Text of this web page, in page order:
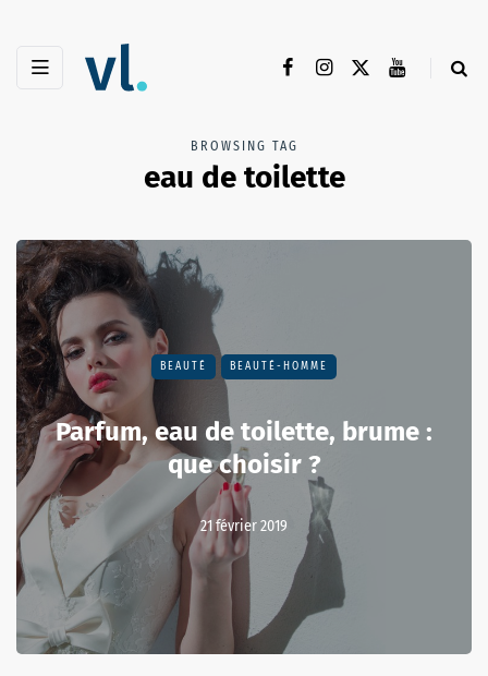
BROWSING TAG
eau de toilette
BEAUTÉ BEAUTÉ-HOMME
Parfum, eau de toilette, brume :
que choisir ?
21 février 2019